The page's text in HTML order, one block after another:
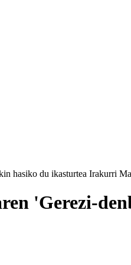
hasiko du ikasturtea Irakurri
'Gerezi-